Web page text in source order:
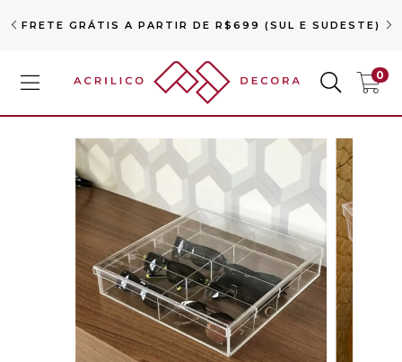
FRETE GRÁTIS A PARTIR DE R$699 (SUL E SUDESTE)
0